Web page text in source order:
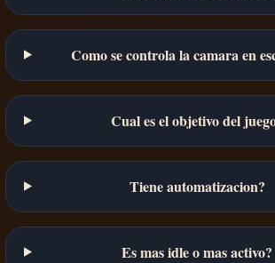
Como se controla la camara en
Cual es el objetivo del
Tiene automatizacion?
Es mas idle o mas activo?